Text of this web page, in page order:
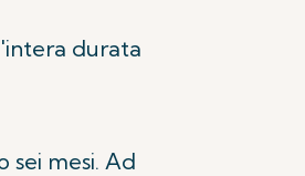
durata
sei mesi. Ad